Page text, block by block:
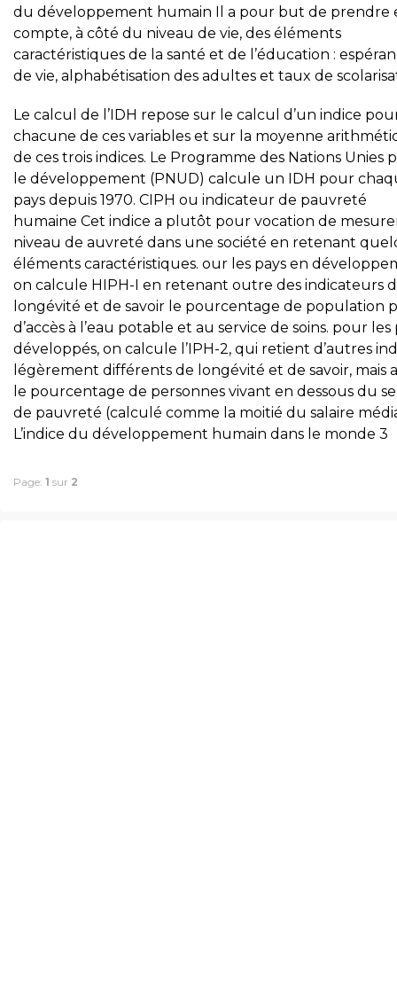
du développement humain Il a pour but de prendre
compte, à côté du niveau de vie, des éléments
caractéristiques de la santé et de l’éducation :
de vie, alphabétisation des adultes et taux de
Le calcul de l’IDH repose sur le calcul d’un indice
chacune de ces variables et sur la moyenne
de ces trois indices. Le Programme des Nations Unies
le développement (PNUD) calcule un IDH pour
pays depuis 1970. CIPH ou indicateur de pauvreté
humaine Cet indice a plutôt pour vocation de
niveau de auvreté dans une société en retenant
éléments caractéristiques. our les pays en
on calcule HIPH-I en retenant outre des indicateurs
longévité et de savoir le pourcentage de population
d’accès à l’eau potable et au service de soins. pour les
développés, on calcule l’IPH-2, qui retient d’autres
légèrement différents de longévité et de savoir, mais
le pourcentage de personnes vivant en dessous du
de pauvreté (calculé comme la moitié du salaire
L’indice du développement humain dans le monde 3
Page: 1 sur 2